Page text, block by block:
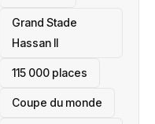
Grand Stade
Hassan II
115 000 places
‎Coupe du monde